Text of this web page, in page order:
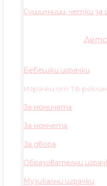
Сушилници, четки
Бебешки играчки
Играчки от ТВ
За момичета
За момчета
За двора
Образователни
Музикални играчки